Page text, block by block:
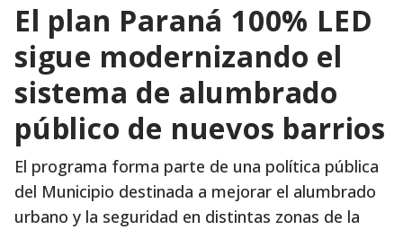
El plan Paraná 100% LED
sigue modernizando el
sistema de alumbrado
público de nuevos barrios
El programa forma parte de una política pública
del Municipio destinada a mejorar el alumbrado
urbano y la seguridad en distintas zonas de la